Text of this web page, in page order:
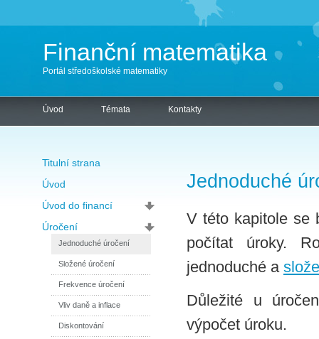
Finanční matematika
Portál středoškolské matematiky
Úvod Témata Kontakty
Jednoduché
V této kapitole se
počítat úroky.
jednoduché a
Důležité u
výpočet úroku.
Titulní strana
Úvod
Úvod do financí
Úročení
Jednoduché úročení
Složené úročení
Frekvence úročení
Vliv daně a inflace
Diskontování